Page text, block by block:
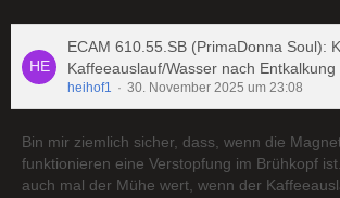
ECAM 610.55.SB (PrimaDonna Soul):
Kaffeeauslauf/Wasser nach Entkalkung
heihof1 30. November 2025 um 23:08
Bin mir ziemlich sicher, dass, wenn die
funktionieren eine Verstopfung im Brühkopf
auch mal der Mühe wert, wenn der